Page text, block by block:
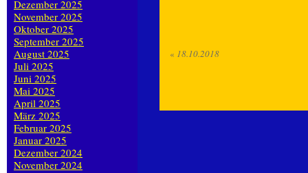
« 18.10.2018
Dezember 2025
November 2025
Oktober 2025
September 2025
August 2025
Juli 2025
Juni 2025
Mai 2025
April 2025
März 2025
Februar 2025
Januar 2025
Dezember 2024
November 2024